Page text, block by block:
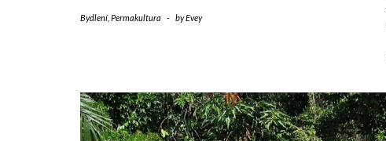
Bydlení Permakultura - byEvey